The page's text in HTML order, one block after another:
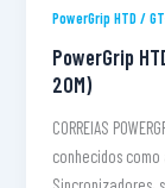
PowerGrip HTD /
PowerGrip
20M)
CORREIAS
conhecidos